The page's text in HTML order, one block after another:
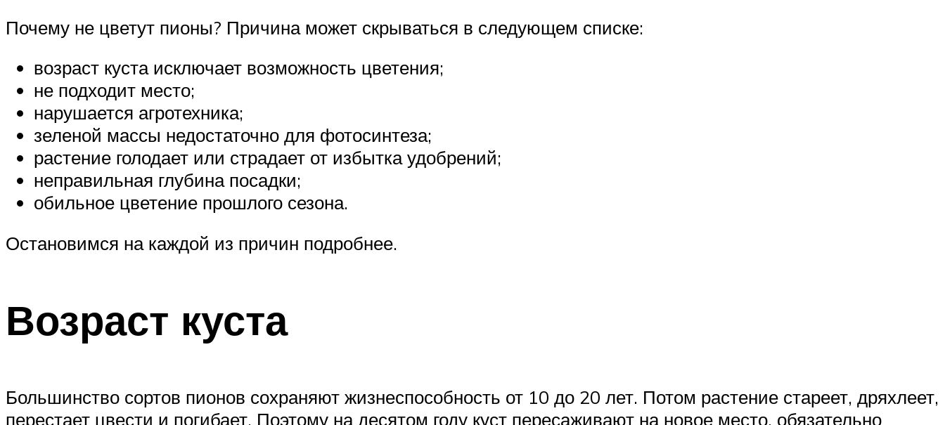
Почему не цветут пионы? Причина может скрываться в следующем списке:
возраст куста исключает возможность цветения;
не подходит место;
нарушается агротехника;
зеленой массы недостаточно для фотосинтеза;
растение голодает или страдает от избытка удобрений;
неправильная глубина посадки;
обильное цветение прошлого сезона.
Остановимся на каждой из причин подробнее.
Возраст куста
Большинство сортов пионов сохраняют жизнеспособность от 10 до 20 лет. Потом растение стареет, дряхлеет,
перестает цвести и погибает. Поэтому на десятом году куст пересаживают на новое место, обязательно